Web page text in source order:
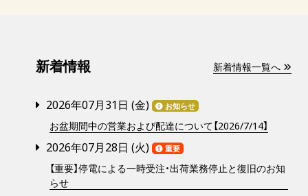
新着情報 新着情報一覧へ
2026年07月31日 (金) お知らせ
お盆期間中の営業および配達について【2026/7/14】
2026年07月28日 (火) 重要
【重要】停電による一時受注・出荷業務停止と復旧のお知
らせ